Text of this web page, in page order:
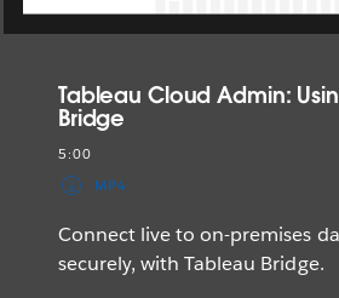
Tableau Cloud Admin:
Bridge
5:00
MP4
Connect live to on-premises
securely, with Tableau Bridge.